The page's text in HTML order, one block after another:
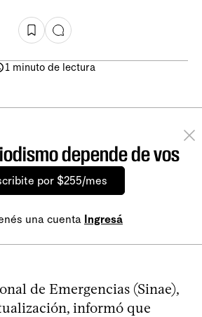
1 minuto de lectura
depende de vos
por $255/mes
una cuenta Ingresá
de Emergencias (Sinae),
informó que